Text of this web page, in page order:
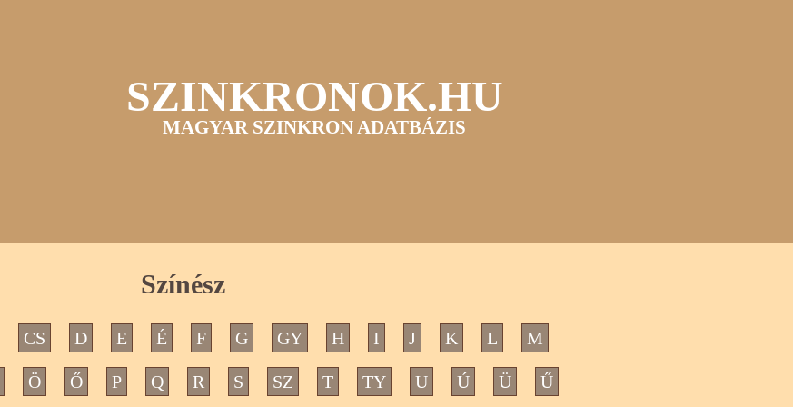
SZINKRONOK.HU
MAGYAR SZINKRON ADATBÁZIS
Színész
CS D E É F G GY H I J K L M
Ö Ő P Q R S SZ T TY U Ú Ü Ű